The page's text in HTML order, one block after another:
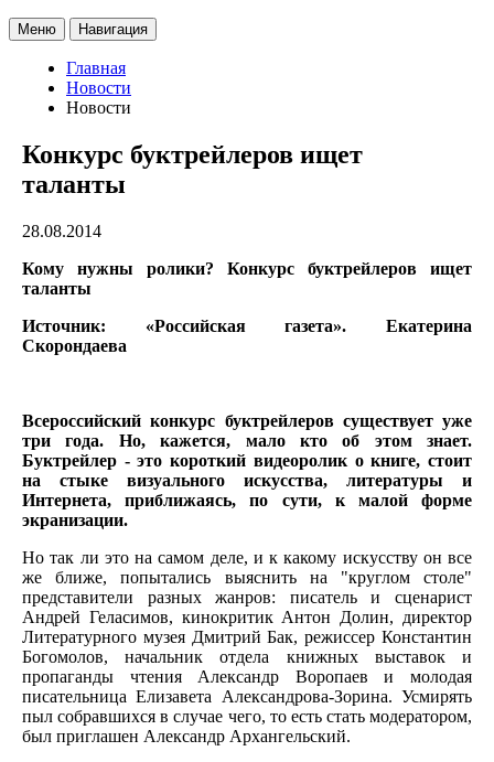
Меню Навигация
Главная
Новости
Новости
Конкурс буктрейлеров ищет
таланты
28.08.2014
Кому нужны ролики? Конкурс буктрейлеров ищет
таланты
Источник: «Российская газета». Екатерина
Скорондаева
Всероссийский конкурс буктрейлеров существует уже
три года. Но, кажется, мало кто об этом знает.
Буктрейлер - это короткий видеоролик о книге, стоит
на стыке визуального искусства, литературы и
Интернета, приближаясь, по сути, к малой форме
экранизации.
Но так ли это на самом деле, и к какому искусству он все
же ближе, попытались выяснить на "круглом столе"
представители разных жанров: писатель и сценарист
Андрей Геласимов, кинокритик Антон Долин, директор
Литературного музея Дмитрий Бак, режиссер Константин
Богомолов, начальник отдела книжных выставок и
пропаганды чтения Александр Воропаев и молодая
писательница Елизавета Александрова-Зорина. Усмирять
пыл собравшихся в случае чего, то есть стать модератором,
был приглашен Александр Архангельский.